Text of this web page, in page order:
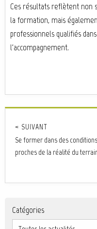
Ces résultats reflètent non
la formation, mais
professionnels qualifiés
l'accompagnement.
< SUIVANT
Se former dans des conditions
proches de la réalité du
Catégories